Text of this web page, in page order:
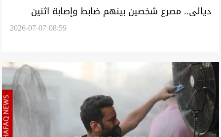
ديالى.. مصرع شخصين بينهم ضابط وإصابة اثنين
2026-07-07 08:59